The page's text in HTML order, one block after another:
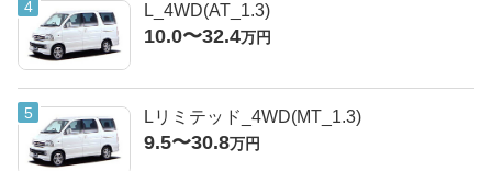
L_4WD(AT_1.3)
10.0〜32.4万円
Lリミテッド_4WD(MT_1.3)
9.5〜30.8万円